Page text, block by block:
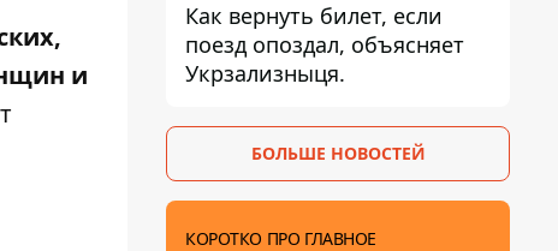
и
Как вернуть билет, если
поезд опоздал, объясняет
Укрзализныця.
БОЛЬШЕ НОВОСТЕЙ
КОРОТКО ПРО ГЛАВНОЕ